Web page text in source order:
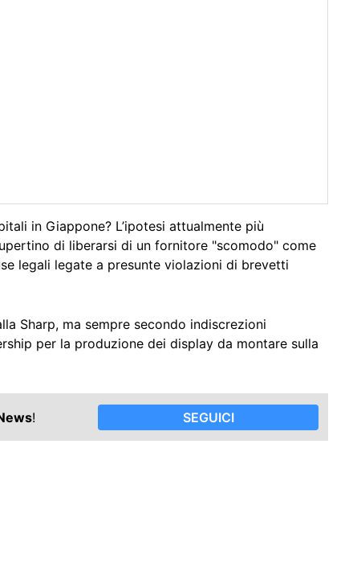
in Giappone? L’ipotesi attualmente più
di liberarsi di un fornitore "scomodo" come
legali legate a presunte violazioni di brevetti
Sharp, ma sempre secondo indiscrezioni
per la produzione dei display da montare sulla
! SEGUICI